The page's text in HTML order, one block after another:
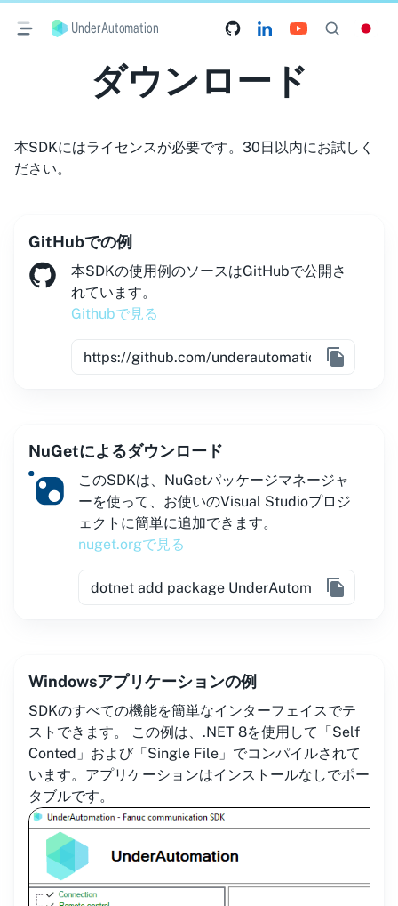
UnderAutomation
ダウンロード
本SDKにはライセンスが必要です。30日以内にお試しく
ださい。
GitHubでの例
本SDKの使用例のソースはGitHubで公開さ
れています。
Githubで見る
NuGetによるダウンロード
このSDKは、NuGetパッケージマネージャ
ーを使って、お使いのVisual Studioプロジ
ェクトに簡単に追加できます。
nuget.orgで見る
Windowsアプリケーションの例
SDKのすべての機能を簡単なインターフェイスでテ
ストできます。 この例は、.NET 8を使用して「Self
Conted」および「Single File」でコンパイルされて
います。アプリケーションはインストールなしでポー
タブルです。